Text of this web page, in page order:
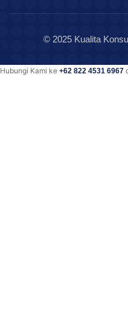
© 2025 Kualita
Hubungi Kami ke +62 822 4531 6967